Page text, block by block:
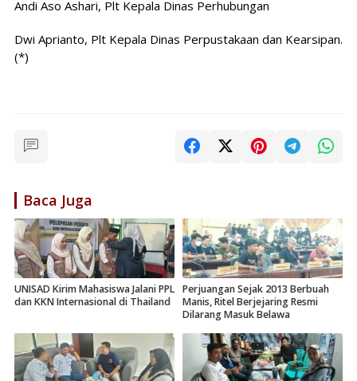
Andi Aso Ashari, Plt Kepala Dinas Perhubungan
Dwi Aprianto, Plt Kepala Dinas Perpustakaan dan Kearsipan.
(*)
Baca Juga
UNISAD Kirim Mahasiswa Jalani PPL
dan KKN Internasional di Thailand
Perjuangan Sejak 2013 Berbuah
Manis, Ritel Berjejaring Resmi
Dilarang Masuk Belawa